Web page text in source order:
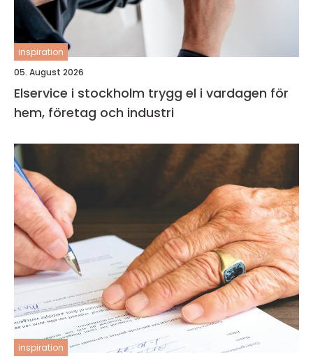
inspiration
05. August 2026
Elservice i stockholm trygg el i vardagen för
hem, företag och industri
inspiration